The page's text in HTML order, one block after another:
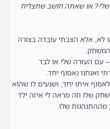
או שאתה חושב שתצליח
אלא הצבתי עובדה בצורה
המשחק.
עם העזרה שלי או לבד.
ואנחנו נאסוף יחד.
איתו יחד, ושנעים לו שהוא
שלו וזה מראה לי איזה ילד
מההתנהגות שלו.